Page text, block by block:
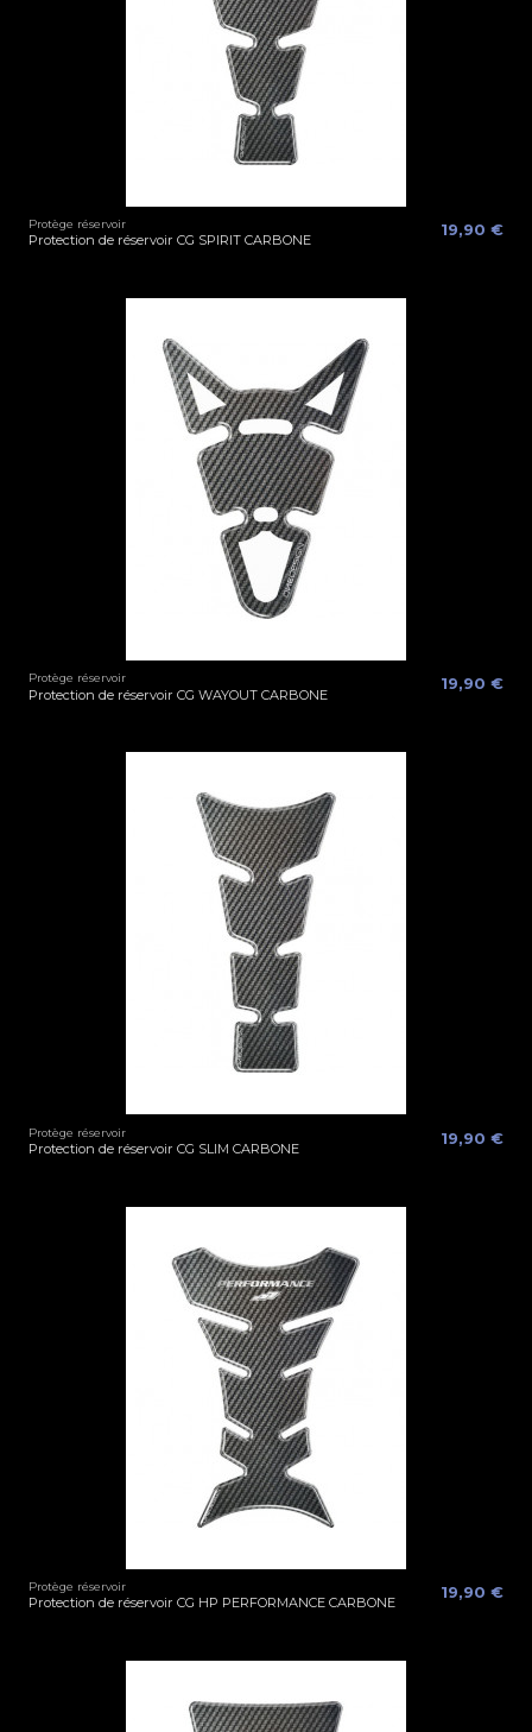
Protège réservoir
Protection de réservoir CG SPIRIT CARBONE
19,90 €
Protège réservoir
Protection de réservoir CG WAYOUT CARBONE
19,90 €
Protège réservoir
Protection de réservoir CG SLIM CARBONE
19,90 €
Protège réservoir
Protection de réservoir CG HP PERFORMANCE CARBONE
19,90 €